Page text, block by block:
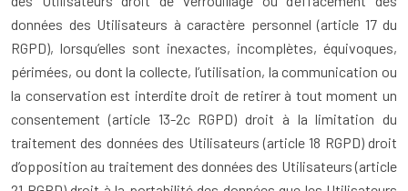
données des Utilisateurs à caractère personnel (article 17 du
RGPD), lorsqu’elles sont inexactes, incomplètes, équivoques,
périmées, ou dont la collecte, l’utilisation, la communication ou
la conservation est interdite droit de retirer à tout moment un
consentement (article 13-2c RGPD) droit à la limitation du
traitement des données des Utilisateurs (article 18 RGPD) droit
d’opposition au traitement des données des Utilisateurs (article